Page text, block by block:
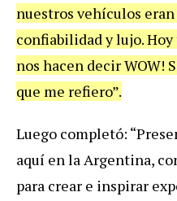
nuestros vehículos
confiabilidad y lujo.
nos hacen decir WOW!
que me refiero”.
Luego completó:
aquí en la Argentina,
para crear e inspirar